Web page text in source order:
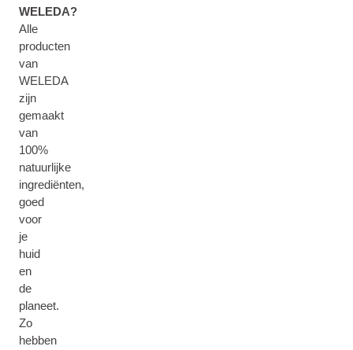
WELEDA?
Alle
producten
van
WELEDA
zijn
gemaakt
van
100%
natuurlijke
ingrediënten,
goed
voor
je
huid
en
de
planeet.
Zo
hebben